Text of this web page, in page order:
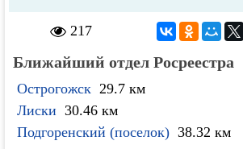
217
Ближайший отдел Росреестра
Острогожск 29.7 км
Лиски 30.46 км
Подгоренский (поселок) 38.32 км